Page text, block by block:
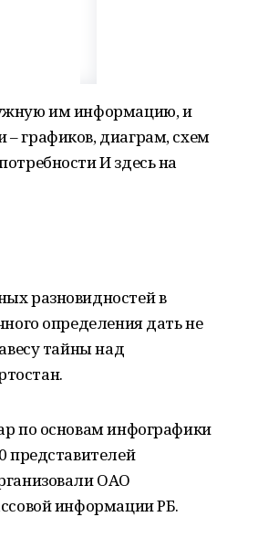
им информацию, и
графиков, диаграм, схем
И здесь на
разновидностей в
определения дать не
тайны над
по основам инфографики
представителей
ОАО
информации РБ.